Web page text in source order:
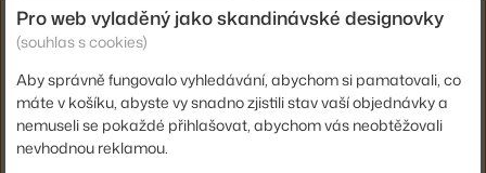
1 kousek 14 kousků
Pro web vyladěný jako skandinávské designovky
(souhlas s cookies)
Aby správně fungovalo vyhledávání, abychom si pamatovali, co
máte v košíku, abyste vy snadno zjistili stav vaší objednávky a
nemuseli se pokaždé přihlašovat, abychom vás neobtěžovali
nevhodnou reklamou.